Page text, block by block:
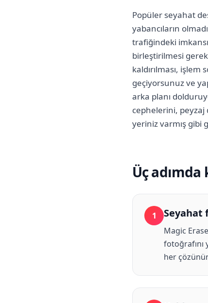
Popüler seyahat
yabancıların
trafiğindeki
birleştirilmesi
kaldırılması,
geçiyorsunuz ve
arka planı
cephelerini, peyzaj
yeriniz varmış gibi
Üç
1 Seyahat
Magic
fotoğrafını
her